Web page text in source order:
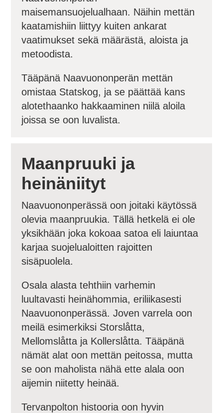
maisemansuojelualhaan. Näihin mettän
kaatamishiin liittyy kuiten ankarat
vaatimukset sekä määrästä, aloista ja
metoodista.
Tääpänä Naavuononperän mettän
omistaa Statskog, ja se päättää kans
alotethaanko hakkaaminen niilä aloila
joissa se oon luvalista.
Maanpruuki ja
heinäniityt
Naavuononperässä oon joitaki käytössä
olevia maanpruukia. Tällä hetkelä ei ole
yksikhään joka kokoaa satoa eli laiuntaa
karjaa suojelualoitten rajoitten
sisäpuolela.
Osala alasta tehthiin varhemin
luultavasti heinähommia, eriliikasesti
Naavuononperässä. Joven varrela oon
meilä esimerkiksi Storslåtta,
Mellomslåtta ja Kollerslåtta. Tääpänä
nämät alat oon mettän peitossa, mutta
se oon maholista nähä ette alala oon
aijemin niitetty heinää.
Tervanpolton histooria oon hyvin